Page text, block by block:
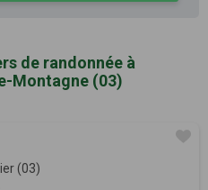
de randonnée à
Montagne (03)
(03)